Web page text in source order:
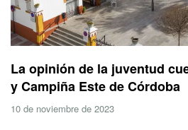
La opinión de la juventud
y Campiña Este de Córdoba
10 de noviembre de 2023